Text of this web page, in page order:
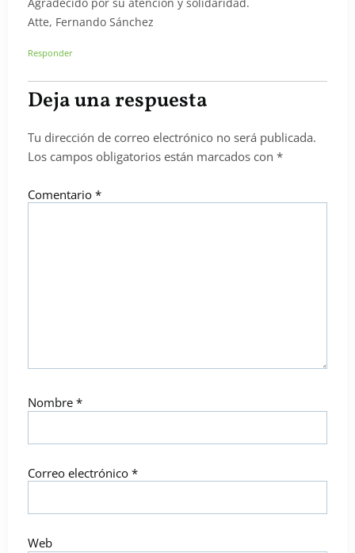
Agradecido por su atención y solidaridad.
Atte, Fernando Sánchez
Responder
Deja una respuesta
Tu dirección de correo electrónico no será publicada.
Los campos obligatorios están marcados con *
Comentario *
Nombre *
Correo electrónico *
Web